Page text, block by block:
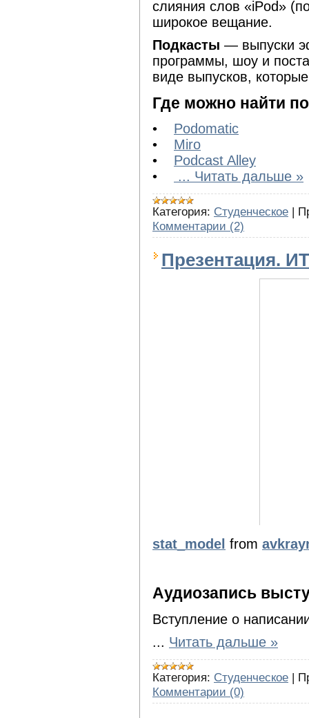
слияния слов «iPod»
широкое вещание.
Подкасты — выпуски
программы, шоу и
виде выпусков,
Где можно найти
• Podomatic
• Miro
• Podcast Alley
•
... Читать дальше »
Категория: Студенческое |
Комментарии (2)
Презентация.
stat_model from
Аудиозапись
Вступление о
... Читать дальше »
Категория: Студенческое |
Комментарии (0)